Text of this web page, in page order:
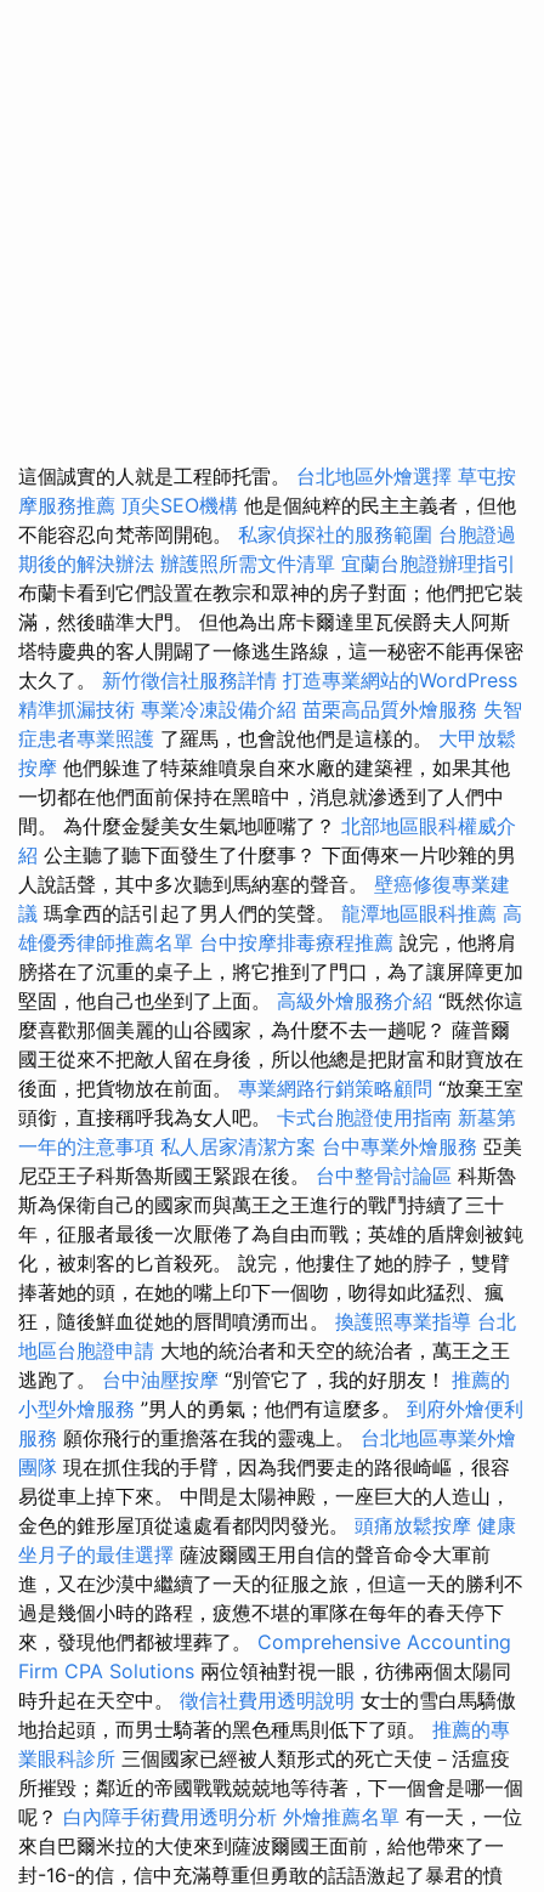
這個誠實的人就是工程師托雷。 台北地區外燴選擇 草屯按
摩服務推薦 頂尖SEO機構 他是個純粹的民主主義者，但他
不能容忍向梵蒂岡開砲。 私家偵探社的服務範圍 台胞證過
期後的解決辦法 辦護照所需文件清單 宜蘭台胞證辦理指引
布蘭卡看到它們設置在教宗和眾神的房子對面；他們把它裝
滿，然後瞄準大門。 但他為出席卡爾達里瓦侯爵夫人阿斯
塔特慶典的客人開闢了一條逃生路線，這一秘密不能再保密
太久了。 新竹徵信社服務詳情 打造專業網站的WordPress
精準抓漏技術 專業冷凍設備介紹 苗栗高品質外燴服務 失智
症患者專業照護 了羅馬，也會說他們是這樣的。 大甲放鬆
按摩 他們躲進了特萊維噴泉自來水廠的建築裡，如果其他
一切都在他們面前保持在黑暗中，消息就滲透到了人們中
間。 為什麼金髮美女生氣地咂嘴了？ 北部地區眼科權威介
紹 公主聽了聽下面發生了什麼事？ 下面傳來一片吵雜的男
人說話聲，其中多次聽到馬納塞的聲音。 壁癌修復專業建
議 瑪拿西的話引起了男人們的笑聲。 龍潭地區眼科推薦 高
雄優秀律師推薦名單 台中按摩排毒療程推薦 說完，他將肩
膀搭在了沉重的桌子上，將它推到了門口，為了讓屏障更加
堅固，他自己也坐到了上面。 高級外燴服務介紹 “既然你這
麼喜歡那個美麗的山谷國家，為什麼不去一趟呢？ 薩普爾
國王從來不把敵人留在身後，所以他總是把財富和財寶放在
後面，把貨物放在前面。 專業網路行銷策略顧問 “放棄王室
頭銜，直接稱呼我為女人吧。 卡式台胞證使用指南 新墓第
一年的注意事項 私人居家清潔方案 台中專業外燴服務 亞美
尼亞王子科斯魯斯國王緊跟在後。 台中整骨討論區 科斯魯
斯為保衛自己的國家而與萬王之王進行的戰鬥持續了三十
年，征服者最後一次厭倦了為自由而戰；英雄的盾牌劍被鈍
化，被刺客的匕首殺死。 說完，他摟住了她的脖子，雙臂
捧著她的頭，在她的嘴上印下一個吻，吻得如此猛烈、瘋
狂，隨後鮮血從她的唇間噴湧而出。 換護照專業指導 台北
地區台胞證申請 大地的統治者和天空的統治者，萬王之王
逃跑了。 台中油壓按摩 “別管它了，我的好朋友！ 推薦的
小型外燴服務 ”男人的勇氣；他們有這麼多。 到府外燴便利
服務 願你飛行的重擔落在我的靈魂上。 台北地區專業外燴
團隊 現在抓住我的手臂，因為我們要走的路很崎嶇，很容
易從車上掉下來。 中間是太陽神殿，一座巨大的人造山，
金色的錐形屋頂從遠處看都閃閃發光。 頭痛放鬆按摩 健康
坐月子的最佳選擇 薩波爾國王用自信的聲音命令大軍前
進，又在沙漠中繼續了一天的征服之旅，但這一天的勝利不
過是幾個小時的路程，疲憊不堪的軍隊在每年的春天停下
來，發現他們都被埋葬了。 Comprehensive Accounting
Firm CPA Solutions 兩位領袖對視一眼，彷彿兩個太陽同
時升起在天空中。 徵信社費用透明說明 女士的雪白馬驕傲
地抬起頭，而男士騎著的黑色種馬則低下了頭。 推薦的專
業眼科診所 三個國家已經被人類形式的死亡天使－活瘟疫
所摧毀；鄰近的帝國戰戰兢兢地等待著，下一個會是哪一個
呢？ 白內障手術費用透明分析 外燴推薦名單 有一天，一位
來自巴爾米拉的大使來到薩波爾國王面前，給他帶來了一
封-16-的信，信中充滿尊重但勇敢的話語激起了暴君的憤